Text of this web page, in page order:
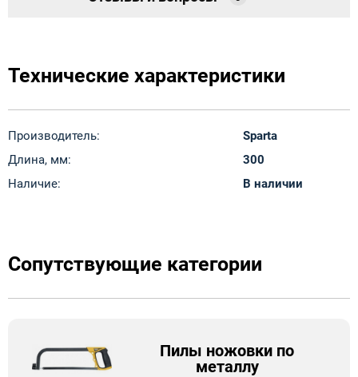
Технические характеристики
Производитель:
Sparta
Длина, мм:
300
Наличие:
В наличии
Сопутствующие категории
Пилы ножовки по
металлу